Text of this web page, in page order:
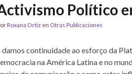
Político
Roxana Ortiz en Otras Publicaciones
continuidade ao esforço da
na América Latina e no